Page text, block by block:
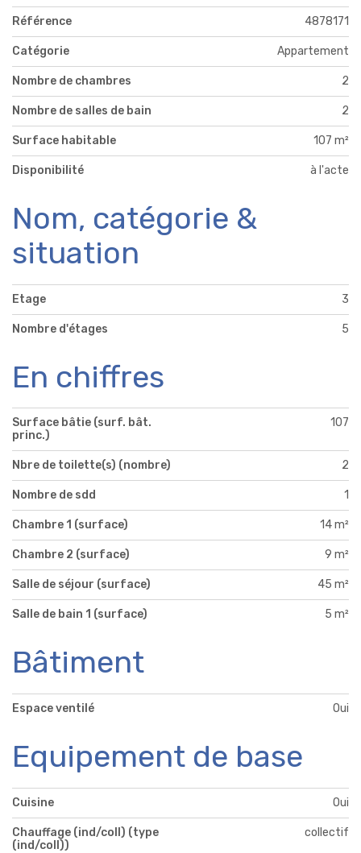
Référence 4878171
Catégorie Appartement
Nombre de chambres 2
Nombre de salles de bain 2
Surface habitable 107 m²
Disponibilité à l'acte
Nom, catégorie &
situation
Etage 3
Nombre d'étages 5
En chiffres
Surface bâtie (surf. bât.
princ.)
107
Nbre de toilette(s) (nombre) 2
Nombre de sdd 1
Chambre 1 (surface) 14 m²
Chambre 2 (surface) 9 m²
Salle de séjour (surface) 45 m²
Salle de bain 1 (surface) 5 m²
Bâtiment
Espace ventilé Oui
Equipement de base
Cuisine Oui
Chauffage (ind/coll) (type
(ind/coll))
collectif